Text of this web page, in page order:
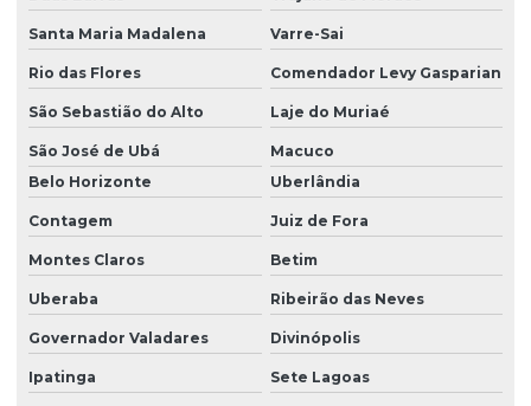
Santa Maria Madalena Varre-Sai
Rio das Flores Comendador Levy Gasparian
São Sebastião do Alto Laje do Muriaé
São José de Ubá
Macuco
Belo Horizonte
Uberlândia
Contagem Juiz de Fora
Montes Claros Betim
Uberaba Ribeirão das Neves
Governador Valadares Divinópolis
Ipatinga Sete Lagoas